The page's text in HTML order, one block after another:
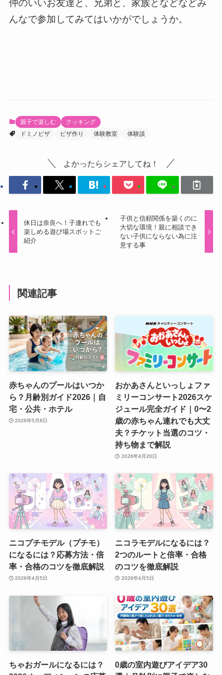
仲のいいお友達と、兄弟と、家族となどなどみ
んなで参加してみてはいかがでしょうか。
親子で楽しむ
クッキング
ドミノピザ
ピザ作り 体験教室 体験談
よかったらシェアしてね！
休日は奈良へ！子連れでも
楽しめる遊び場スポットご
紹介
子供と信頼関係を築くのに
大切な環境！親に相談でき
ない子供にならない為に注
意する事
関連記事
赤ちゃんのプールはいつか
ら？月齢別ガイド2026｜自
宅・公共・ホテル
2026年5月8日
おかあさんといっしょファ
ミリーコンサート2026スケ
ジュール完全ガイド｜0〜2
歳の赤ちゃん連れでも大丈
夫？チケット当選のコツ・
持ち物まで解説
2026年4月20日
ニコプチモデル（プチモ）
になるには？応募方法・倍
率・合格のコツを徹底解説
2026年4月5日
ニコラモデルになるには？
2つのルートと倍率・合格
のコツを徹底解説
2026年4月5日
ちゃおガールになるには？
0歳の室内遊びアイデア30